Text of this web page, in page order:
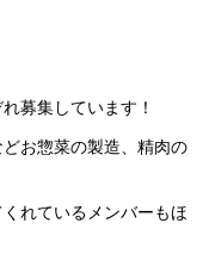
募集しています！
お惣菜の製造、精肉の
れているメンバーもほ